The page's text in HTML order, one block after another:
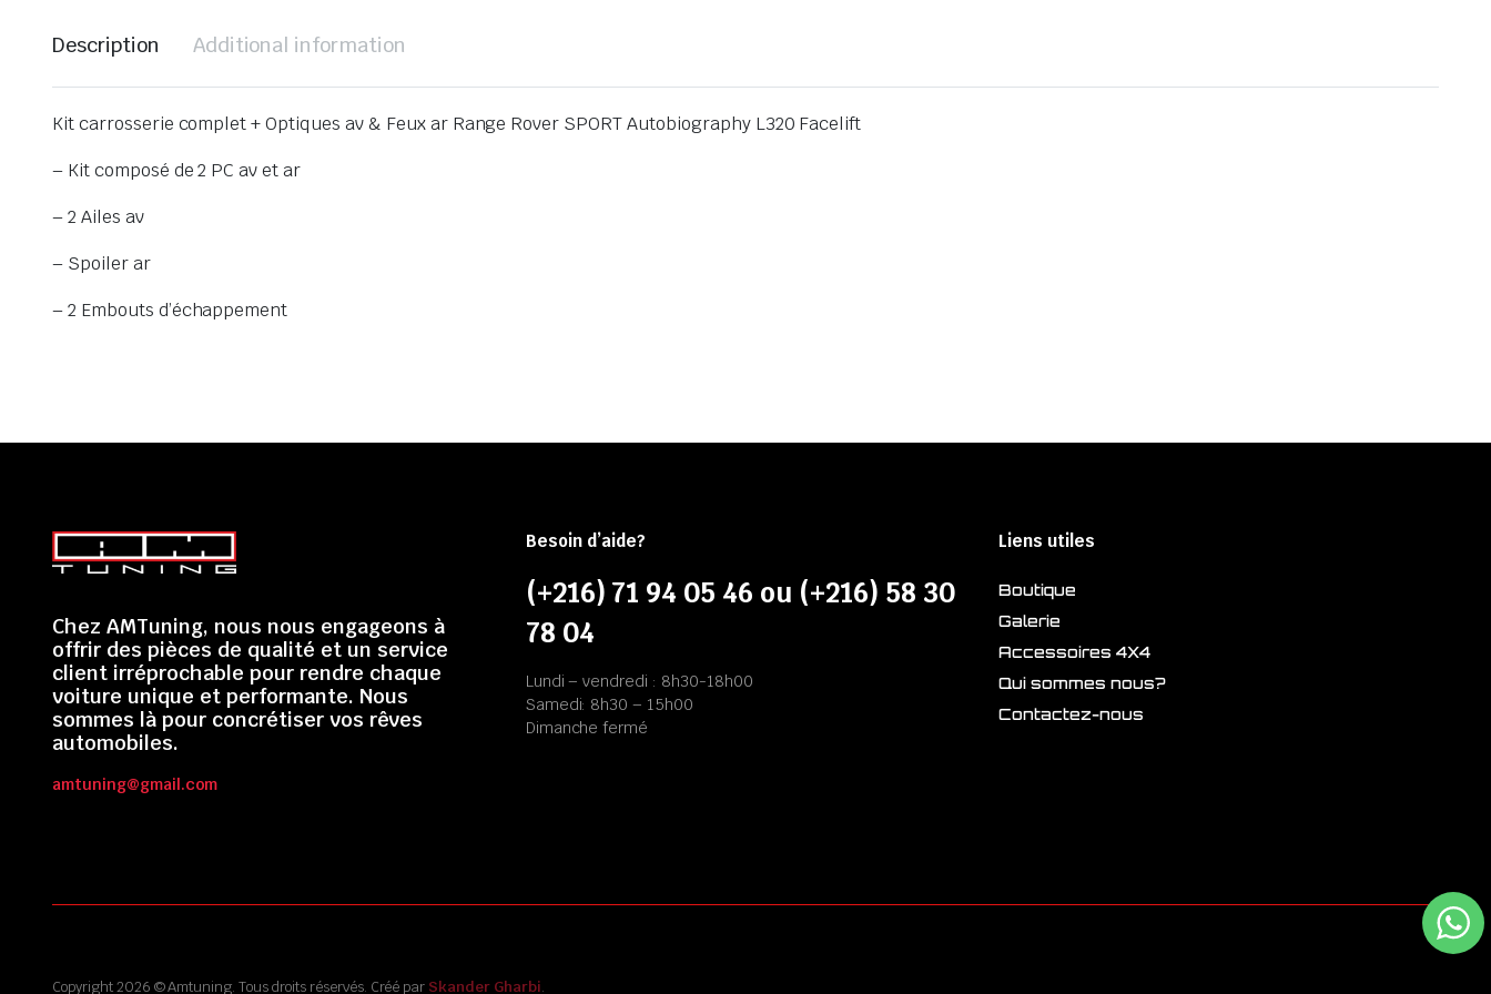
Description Additional information
Kit carrosserie complet + Optiques av & Feux ar Range Rover SPORT Autobiography L320 Facelift
– Kit composé de 2 PC av et ar
– 2 Ailes av
– Spoiler ar
– 2 Embouts d’échappement
Chez AMTuning, nous nous engageons à
offrir des pièces de qualité et un service
client irréprochable pour rendre chaque
voiture unique et performante. Nous
sommes là pour concrétiser vos rêves
automobiles.
amtuning@gmail.com
Besoin d’aide?
(+216) 71 94 05 46 ou (+216) 58 30
78 04
Lundi – vendredi : 8h30-18h00
Samedi: 8h30 – 15h00
Dimanche fermé
Liens utiles
Boutique
Galerie
Accessoires 4X4
Qui sommes nous?
Contactez-nous
Copyright 2026 © Amtuning. Tous droits réservés. Créé par Skander Gharbi.